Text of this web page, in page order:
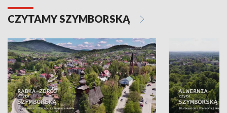
CZYTAMY SZYMBORSKĄ